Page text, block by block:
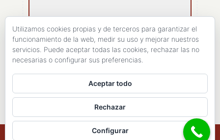
[recaptcha]
Copyright 1998- 2026 - Haires Consulting. All
Utilizamos cookies propias y de terceros para garantizar el
funcionamiento de la web, medir su uso y mejorar nuestros
servicios. Puede aceptar todas las cookies, rechazar las no
necesarias o configurar sus preferencias.
Aceptar todo
Rechazar
Configurar